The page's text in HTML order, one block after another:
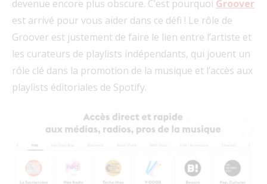
devenue encore plus obscure. C’est pourquoi Groover
est arrivé pour vous aider dans ce défi ! Le rôle de
Groover est justement de faire le lien entre l’artiste et
les curateurs de playlists indépendants, qui jouent un
rôle clé dans la promotion de la musique et l’accès aux
playlists éditoriales de Spotify.